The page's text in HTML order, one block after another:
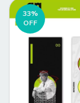
33%
OFF